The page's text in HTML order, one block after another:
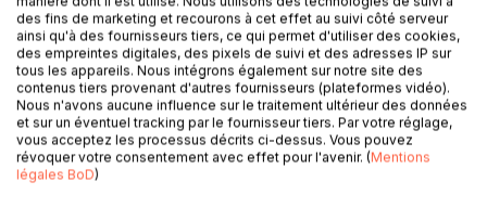
DESCRIPTION
des fins de marketing et recourons à cet effet au suivi côté serveur
ainsi qu'à des fournisseurs tiers, ce qui permet d'utiliser des cookies,
des empreintes digitales, des pixels de suivi et des adresses IP sur
tous les appareils. Nous intégrons également sur notre site des
contenus tiers provenant d'autres fournisseurs (plateformes vidéo).
Nous n'avons aucune influence sur le traitement ultérieur des données
et sur un éventuel tracking par le fournisseur tiers. Par votre réglage,
vous acceptez les processus décrits ci-dessus. Vous pouvez
révoquer votre consentement avec effet pour l'avenir. (Mentions
légales BoD)